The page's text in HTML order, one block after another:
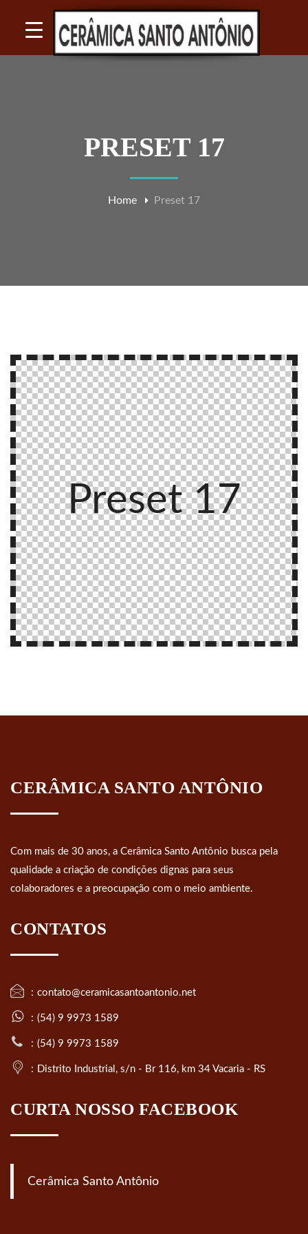
PRESET 17
Home Preset 17
Preset 17
CERÂMICA SANTO ANTÔNIO
Com mais de 30 anos, a Cerâmica Santo Antônio busca pela
qualidade a criação de condições dignas para seus
colaboradores e a preocupação com o meio ambiente.
CONTATOS
contato@ceramicasantoantonio.net
(54) 9 9973 1589
(54) 9 9973 1589
Distrito Industrial, s/n - Br 116, km 34 Vacaria - RS
CURTA NOSSO FACEBOOK
Cerâmica Santo Antônio